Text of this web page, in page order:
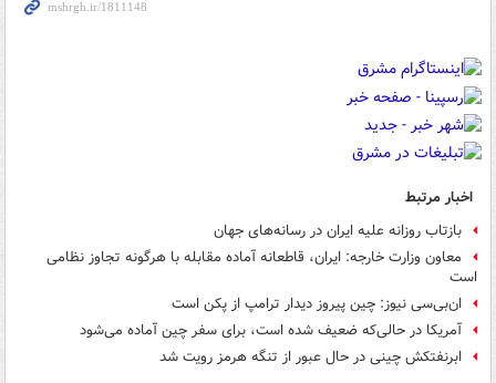
اخبار مرتبط
بازتاب روزانه علیه ایران در رسانه‌های جهان
معاون وزارت خارجه: ایران، قاطعانه آماده مقابله با هرگونه تجاوز نظامی
است
ان‌بی‌سی نیوز: چین پیروز دیدار ترامپ از پکن است
آمریکا در حالی‌که ضعیف شده است، برای سفر چین آماده می‌شود
ابرنفتکش چینی در حال عبور از تنگه هرمز رویت شد